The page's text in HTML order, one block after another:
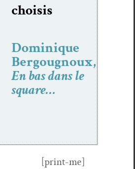
choi­sis
Dominique
Bergougnoux,
En bas dans le
square…
[print-me]